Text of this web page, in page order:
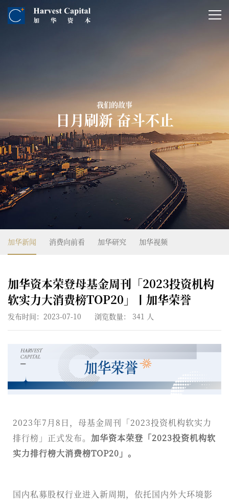
我们的故事
日月刷新 奋斗不止
加华新闻 消费向前看 加华研究 加华视频
加华资本荣登母基金周刊「2023投资机构
软实力大消费榜TOP20」丨加华荣誉
发布时间：2023-07-10 浏览数量： 341 人
2023年7月8日，母基金周刊「2023投资机构软实力
排行榜」正式发布。 加华资本荣登「2023投资机构软
实力排行榜大消费榜TOP20」。
国内私募股权行业进入新周期，依托国内外大环境影